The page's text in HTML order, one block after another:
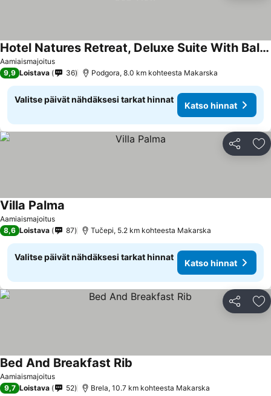
Aamiaismajoitus
Hotel Natures Retreat, Deluxe Suite With Balcony And Sea View
Katso hinnat
9,9 Loistava 36 Podgora, 8.0 km kohteesta Makarska
Valitse päivät nähdäksesi tarkat hinnat
Katso hinnat
Jaa
Aamiaismajoitus
Villa Palma
8,6 Loistava 87 Tučepi, 5.2 km kohteesta Makarska
Valitse päivät nähdäksesi tarkat hinnat
Katso hinnat
Jaa
Aamiaismajoitus
Bed And Breakfast Rib
9,7 Loistava 52 Brela, 10.7 km kohteesta Makarska